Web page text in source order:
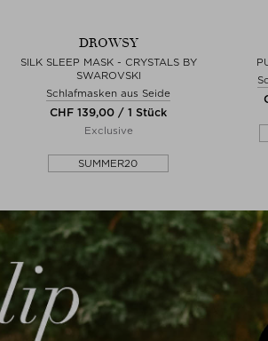
DROWSY
SILK SLEEP MASK - CRYSTALS BY
SWAROVSKI
Schlafmasken aus Seide
CHF 139,00 / 1 Stück
Exclusive
SUMMER20